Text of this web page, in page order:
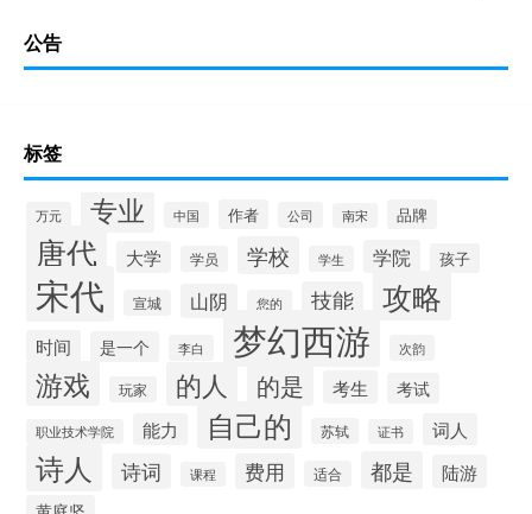
公告
标签
万元 专业 中国 作者 公司 南宋 品牌
唐代 大学 学员 学校 学生 学院 孩子
宋代 宣城 山阴 您的 技能 攻略
时间 是一个 李白 梦幻西游 次韵
游戏 玩家 的人 的是 考生 考试
职业技术学院 能力 自己的 苏轼 证书 词人
诗人 诗词 课程 费用 适合 都是 陆游